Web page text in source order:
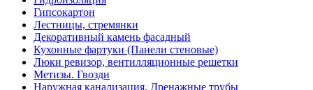
Гипсокартон
Лестницы, стремянки
Декоративный камень фасадный
Кухонные фартуки (Панели стеновые)
Люки ревизор, вентилляционные решетки
Метизы. Гвозди
Наружная канализация. Дренажные трубы